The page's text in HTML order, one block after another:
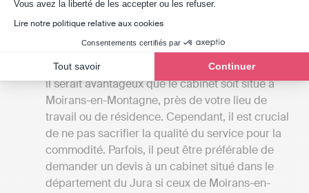
Vous avez la liberté de les accepter ou les refuser.
Lire notre politique relative aux cookies
Consentements certifiés par
Tout savoir Continuer
comptable qui réalisera toutes les démarches à
La proximité du cabinet: Si vous préférez
rencontrer votre expert-comptable en personne,
il serait avantageux que le cabinet soit situé à
Moirans-en-Montagne, près de votre lieu de
travail ou de résidence. Cependant, il est crucial
de ne pas sacrifier la qualité du service pour la
commodité. Parfois, il peut être préférable de
demander un devis à un cabinet situé dans le
département du Jura si ceux de Moirans-en-